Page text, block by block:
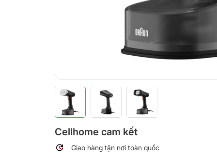
Cellhome cam kết
Giao hàng tận nơi toàn quốc